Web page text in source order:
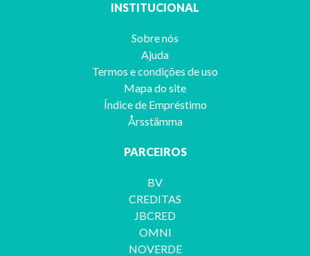
INSTITUCIONAL
Sobre nós
Ajuda
Termos e condições de uso
Mapa do site
Índice de Empréstimo
Årsstämma
PARCEIROS
BV
CREDITAS
JBCRED
OMNI
NOVERDE